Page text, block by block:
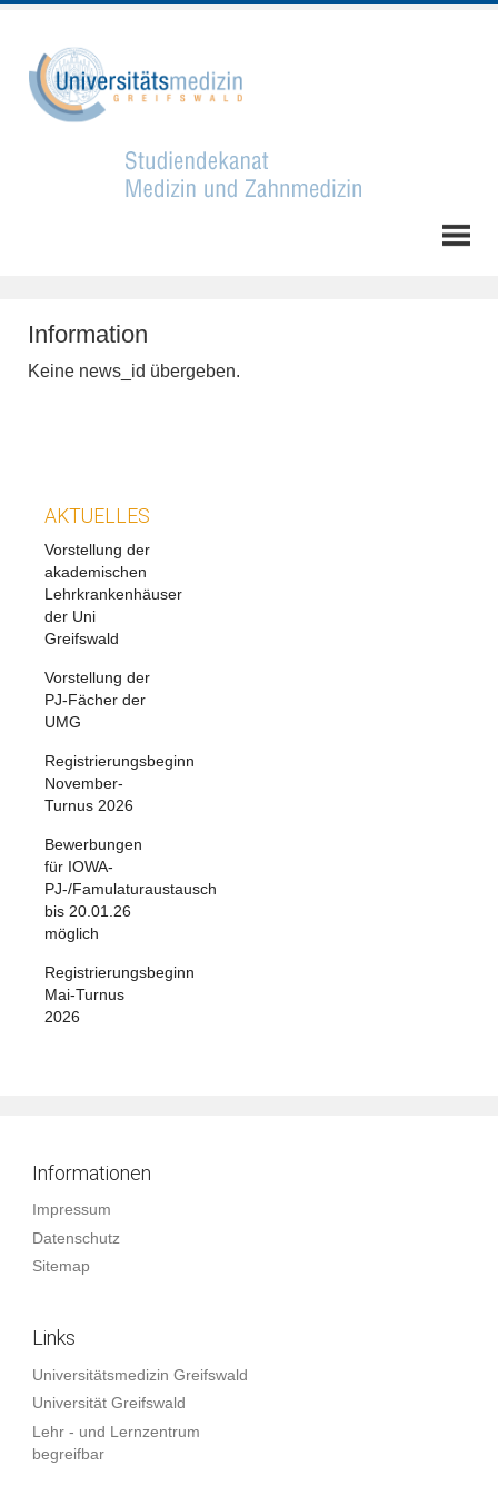
Information
Keine news_id übergeben.
AKTUELLES
Vorstellung der
akademischen
Lehrkrankenhäuser
der Uni
Greifswald
Vorstellung der
PJ-Fächer der
UMG
Registrierungsbeginn
November-
Turnus 2026
Bewerbungen
für IOWA-
PJ-/Famulaturaustausch
bis 20.01.26
möglich
Registrierungsbeginn
Mai-Turnus
2026
Informationen
Impressum
Datenschutz
Sitemap
Links
Universitätsmedizin Greifswald
Universität Greifswald
Lehr - und Lernzentrum
begreifbar